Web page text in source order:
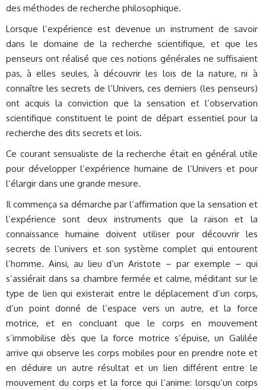
des méthodes de recherche philosophique.
Lorsque l’expérience est devenue un instrument de savoir
dans le domaine de la recherche scientifique, et que les
penseurs ont réalisé que ces notions générales ne suffisaient
pas, à elles seules, à découvrir les lois de la nature, ni à
connaître les secrets de l’Univers, ces derniers (les penseurs)
ont acquis la conviction que la sensation et l’observation
scientifique constituent le point de départ essentiel pour la
recherche des dits secrets et lois.
Ce courant sensualiste de la recherche était en général utile
pour développer l’expérience humaine de l’Univers et pour
l’élargir dans une grande mesure.
Il commença sa démarche par l’affirmation que la sensation et
l’expérience sont deux instruments que la raison et la
connaissance humaine doivent utiliser pour découvrir les
secrets de l’univers et son système complet qui entourent
l’homme. Ainsi, au lieu d’un Aristote – par exemple – qui
s’assiérait dans sa chambre fermée et calme, méditant sur le
type de lien qui existerait entre le déplacement d’un corps,
d’un point donné de l’espace vers un autre, et la force
motrice, et en concluant que le corps en mouvement
s’immobilise dès que la force motrice s’épuise, un Galilée
arrive qui observe les corps mobiles pour en prendre note et
en déduire un autre résultat et un lien différent entre le
mouvement du corps et la force qui l’anime: lorsqu’un corps